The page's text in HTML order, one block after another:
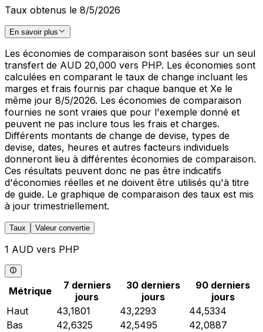
Taux obtenus le 8/5/2026
En savoir plus
Les économies de comparaison sont basées sur un seul
transfert de AUD 20,000 vers PHP. Les économies sont
calculées en comparant le taux de change incluant les
marges et frais fournis par chaque banque et Xe le
même jour 8/5/2026. Les économies de comparaison
fournies ne sont vraies que pour l'exemple donné et
peuvent ne pas inclure tous les frais et charges.
Différents montants de change de devise, types de
devise, dates, heures et autres facteurs individuels
donneront lieu à différentes économies de comparaison.
Ces résultats peuvent donc ne pas être indicatifs
d'économies réelles et ne doivent être utilisés qu'à titre
de guide. Le graphique de comparaison des taux est mis
à jour trimestriellement.
Taux Valeur convertie
1 AUD vers PHP
Métrique
7 derniers
jours
30 derniers
jours
90 derniers
jours
Haut
43,1801 43,2293
44,5334
Bas
42,6325 42,5495
42,0887